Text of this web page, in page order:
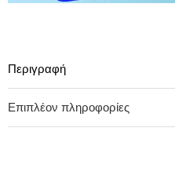
Περιγραφή
Επιπλέον πληροφορίες